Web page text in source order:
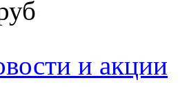
и акции